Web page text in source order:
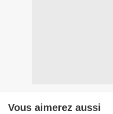
Vous aimerez aussi